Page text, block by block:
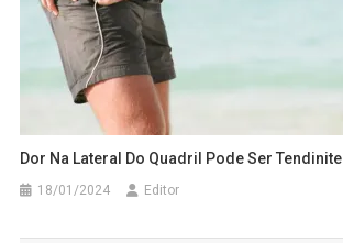
Dor Na Lateral Do Quadril Pode Ser
18/01/2024 Editor